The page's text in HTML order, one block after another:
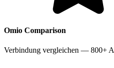
Omio Comparison
Verbindung vergleichen — 800+